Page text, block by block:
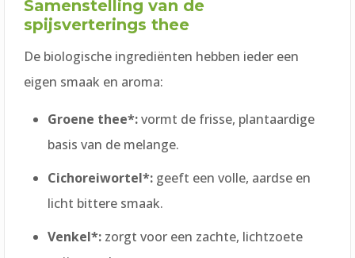
Samenstelling van de
spijsverterings thee
De biologische ingrediënten hebben ieder een
eigen smaak en aroma:
Groene thee*:vormt de frisse, plantaardige
basis van de melange.
Cichoreiwortel*:geeft een volle, aardse en
licht bittere smaak.
Venkel*:zorgt voor een zachte, lichtzoete